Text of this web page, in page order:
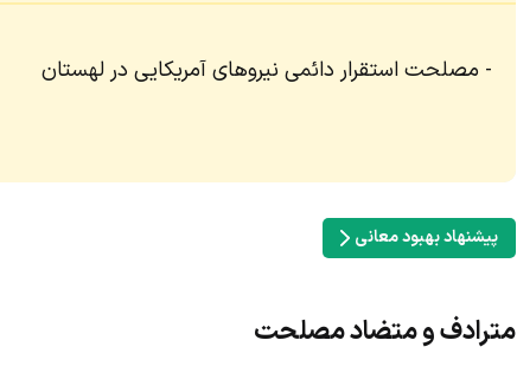
مصلحت استقرار دائمی نیروهای آمریکایی در لهستان
پیشنهاد بهبود معانی
مترادف و متضاد مصلحت